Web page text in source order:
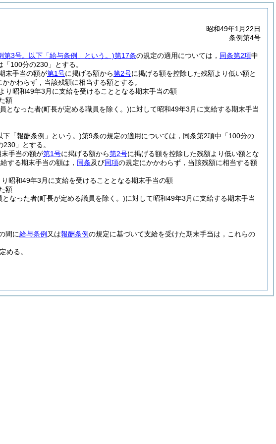
昭和49年1月22日
条例第4号
第3号。以下「給与条例」という。)第17条の規定の適用については， 同条第2項中
100分の230」とする。
末手当の額が第1号に掲げる額から第2号に掲げる額を控除した残額より低い額と
かかわらず，当該残額に相当する額とする。
り昭和49年3月に支給を受けることとなる期末手当の額
額
となった者(町長が定める職員を除く。)に対して昭和49年3月に支給する期末手当
下「報酬条例」という。)第9条の規定の適用については，同条第2項中「100分の
」とする。
手当の額が第1号に掲げる額から第2号に掲げる額を控除した残額より低い額とな
する期末手当の額は， 同条及び同項の規定にかかわらず，当該残額に相当する額
昭和49年3月に支給を受けることとなる期末手当の額
額
となった者(町長が定める議員を除く。)に対して昭和49年3月に支給する期末手当
間に給与条例 又は報酬条例の規定に基づいて支給を受けた期末手当は，これらの
める。